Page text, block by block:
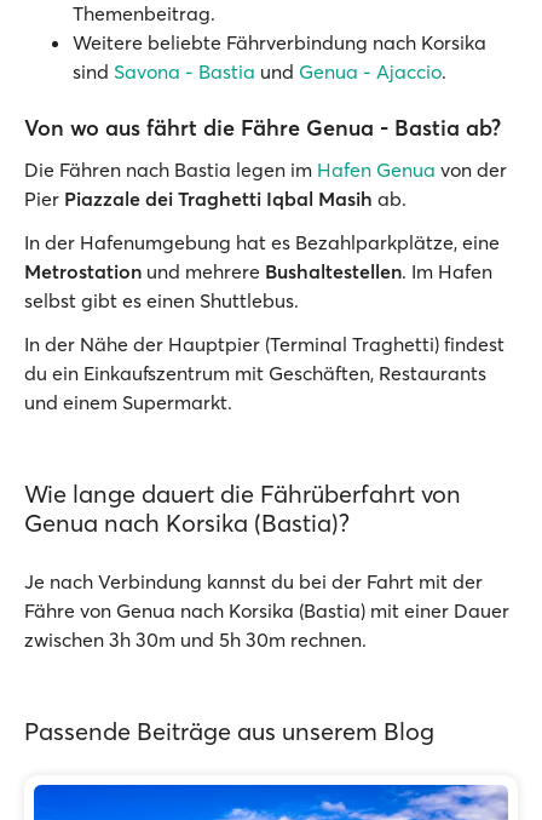
Themenbeitrag.
Weitere beliebte Fährverbindung nach Korsika
sind Savona - Bastia und Genua - Ajaccio.
Von wo aus fährt die Fähre Genua - Bastia ab?
Die Fähren nach Bastia legen im Hafen Genua von der
Pier Piazzale dei Traghetti Iqbal Masih ab.
In der Hafenumgebung hat es Bezahlparkplätze, eine
Metrostation und mehrere Bushaltestellen. Im Hafen
selbst gibt es einen Shuttlebus.
In der Nähe der Hauptpier (Terminal Traghetti) findest
du ein Einkaufszentrum mit Geschäften, Restaurants
und einem Supermarkt.
Wie lange dauert die Fährüberfahrt von
Genua nach Korsika (Bastia)?
Je nach Verbindung kannst du bei der Fahrt mit der
Fähre von Genua nach Korsika (Bastia) mit einer Dauer
zwischen 3h 30m und 5h 30m rechnen.
Passende Beiträge aus unserem Blog